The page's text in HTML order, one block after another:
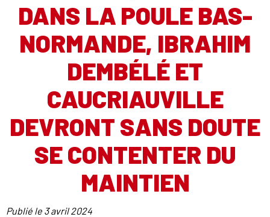
DANS LA POULE BAS-
NORMANDE, IBRAHIM
DEMBÉLÉ ET
CAUCRIAUVILLE
DEVRONT SANS DOUTE
SE CONTENTER DU
MAINTIEN
Publié le 3 avril 2024